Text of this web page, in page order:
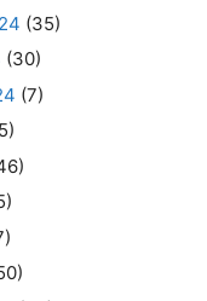
(35)
(30)
(7)